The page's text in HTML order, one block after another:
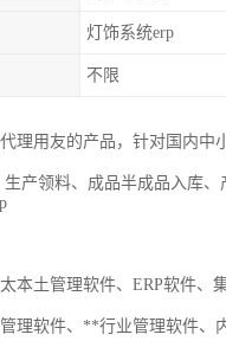
灯饰系统erp
不限
理用友的产品，针对国内中
产领料、成品半成品入库、
本土管理软件、ERP软件
理软件、**行业管理软件、